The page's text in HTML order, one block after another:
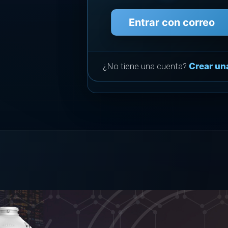
Entrar con correo
¿No tiene una cuenta? Crear